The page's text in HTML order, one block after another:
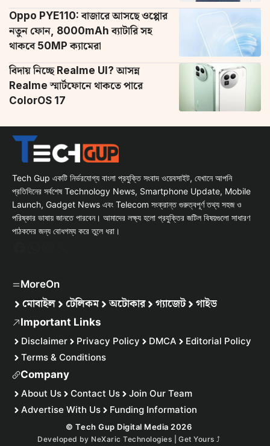
Oppo PYE110: বাজারে আসছে ওপ্পোর
নতুন ফোন, 8000mAh ব্যাটারি সহ
থাকবে 50MP ক্যামেরা
বিদায় নিচ্ছে Realme UI? আসন্ন
Realme স্মার্টফোনে থাকতে পারে
ColorOS 17
Tech Gup একটি নির্ভরযোগ্য বাংলা প্রযুক্তি সংবাদ ওয়েবসাইট, যেখানে আপনি
প্রতিদিনের সর্বশেষ Technology News, Smartphone Update, Mobile
Launch, Gadget News এবং Telecom সংক্রান্ত গুরুত্বপূর্ণ তথ্য সহজ ও
পরিষ্কার ভাষায় জানতে পারবেন। আমাদের লক্ষ্য হলো প্রযুক্তির জটিল বিষয়গুলো সাধারণ
পাঠকদের জন্য বোধগম্য করে তুলে ধরা।
MoreOn
মোবাইল টেলিকম অটোকার গ্যাজেট গাইড
Important Links
Disclaimer Privacy Policy DMCA
Editorial Policy
Terms & Conditions
Company
About Us Contact Us
Join Our Team
Advertise With Us
Funding Information
© Tech Gup Digital Media 2026
Developed by NeXaric Technologies | Get Yours⤴︎